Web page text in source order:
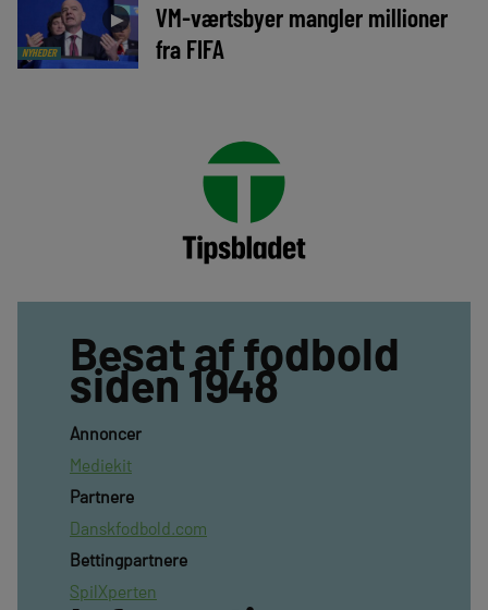
NYHEDER
►
VM-værtsbyer mangler millioner
fra FIFA
Besat af fodbold
siden 1948
Annoncer
Mediekit
Partnere
Danskfodbold.com
Bettingpartnere
SpilXperten